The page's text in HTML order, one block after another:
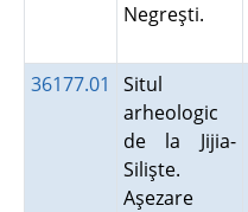
Negreşti.
36177.01
Situl
arheologic
de la Jijia-
Silişte.
Aşezare